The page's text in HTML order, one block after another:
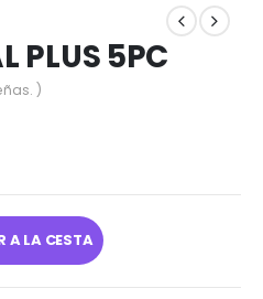
PLUS 5PC
)
A LA CESTA